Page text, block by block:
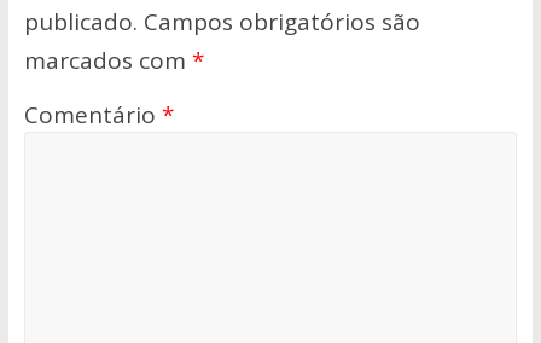
publicado. Campos obrigatórios são
marcados com *
Comentário *